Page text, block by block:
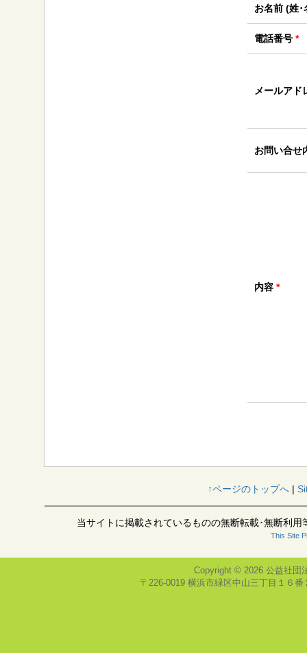
お名前 (姓
電話番号 *
メールアド
お問い合せ
内容 *
↑ページのトップへ |
当サイトに掲載されているものの無断転載･無断利用
This Site
Copyright © 2026 公益社団
〒226-0019 横浜市緑区中山三丁目１６